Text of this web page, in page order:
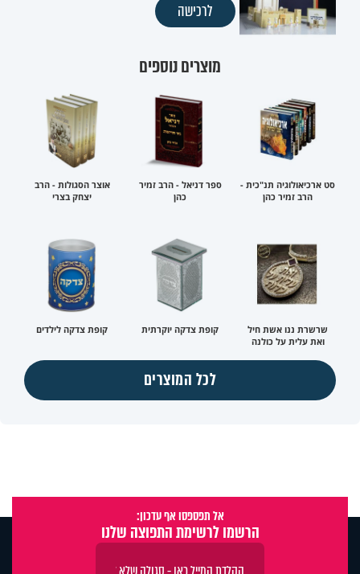
לרכישה
מוצרים נוספים
סט ארכיאולוגיה תנ"כית -
הרב זמיר כהן
ספר דניאל - הרב זמיר
כהן
אוצר הסגולות - הרב
יצחק בצרי
שרשרת ננו אשת חיל
ואת עלית על כולנה
קופת צדקה יוקרתית קופת צדקה לילדים
לכל המוצרים
אל תפספסו אף עדכון:
הרשמו לרשימת התפוצה שלנו